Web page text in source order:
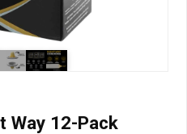
Way 12-Pack